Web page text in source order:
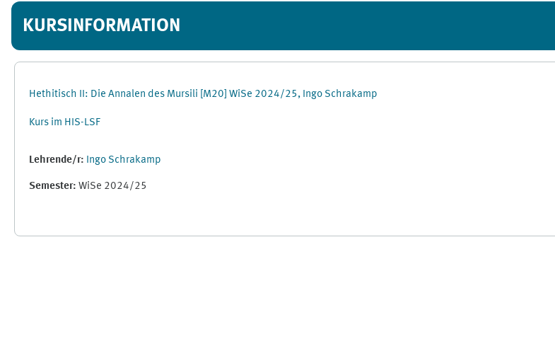
KURSINFORMATION
Hethitisch II: Die Annalen des Mursili [M20] WiSe 2024/25, Ingo Schrakamp
Kurs im HIS-LSF
Lehrende/r: Ingo Schrakamp
Semester: WiSe 2024/25